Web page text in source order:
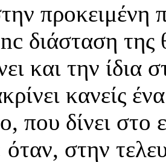
προκειμένη
διάσταση της
και την ίδια
κανείς
που δίνει στο
στην